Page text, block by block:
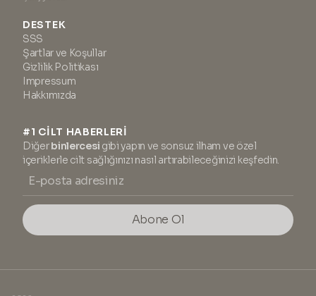
DESTEK
SSS
Şartlar ve Koşullar
Gizlilik Politikası
Impressum
Hakkımızda
#1 CİLT HABERLERİ
Diğerbinlercesi gibi yapın ve sonsuz ilham ve özel
içeriklerle cilt sağlığınızı nasıl artırabileceğinizi keşfedin.
Abone Ol